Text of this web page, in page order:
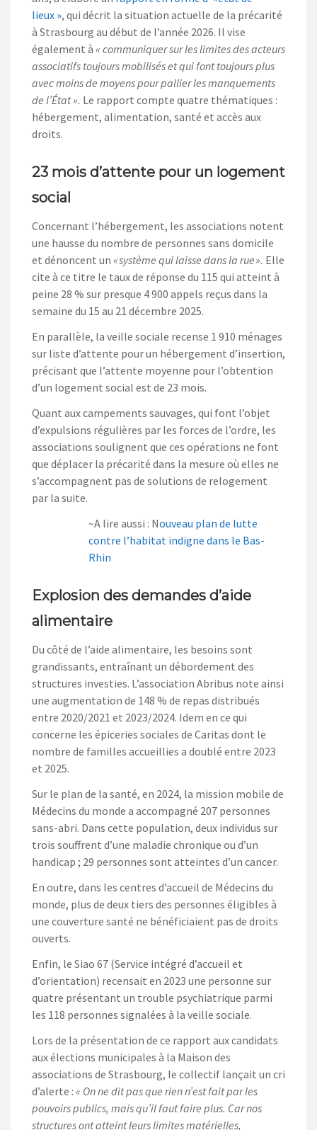
lieux », qui décrit la situation actuelle de la précarité
à Strasbourg au début de l’année 2026. Il vise
également à « communiquer sur les limites des acteurs
associatifs toujours mobilisés et qui font toujours plus
avec moinsde moyens pour pallier les manquements
de l’État ». Le rapport compte quatre thématiques :
hébergement, alimentation, santé et accès aux
droits.
23 mois d’attente pour un logement
social
Concernant l’hébergement, les associations notent
une hausse du nombre de personnes sans domicile
et dénoncent un « système qui laisse dans la rue ». Elle
cite à ce titre le taux de réponse du 115 qui atteint à
peine 28 % sur presque 4 900 appels reçus dans la
semaine du 15 au 21 décembre 2025.
En parallèle, la veille sociale recense 1 910 ménages
sur liste d’attente pour un hébergement d’insertion,
précisant que l’attente moyenne pour l’obtention
d’un logement social est de 23 mois.
Quant aux campements sauvages, qui font l’objet
d’expulsions régulières par les forces de l’ordre, les
associations soulignent que ces opérations ne font
que déplacer la précarité dans la mesure où elles ne
s’accompagnent pas de solutions de relogement
par la suite.
~A lire aussi : Nouveau plan de lutte
contre l’habitat indigne dans le Bas-
Rhin
Explosion des demandes d’aide
alimentaire
Du côté de l’aide alimentaire, les besoins sont
grandissants, entraînant un débordement des
structures investies. L’association Abribus note ainsi
une augmentation de 148 % de repas distribués
entre 2020/2021 et 2023/2024. Idem en ce qui
concerne les épiceries sociales de Caritas dont le
nombre de familles accueillies a doublé entre 2023
et 2025.
Sur le plan de la santé, en 2024, la mission mobile de
Médecins du monde a accompagné 207 personnes
sans-abri. Dans cette population, deux individus sur
trois souffrent d’une maladie chronique ou d’un
handicap ; 29 personnes sont atteintes d’un cancer.
En outre, dans les centres d’accueil de Médecins du
monde, plus de deux tiers des personnes éligibles à
une couverture santé ne bénéficiaient pas de droits
ouverts.
Enfin, le Siao 67 (Service intégré d’accueil et
d’orientation) recensait en 2023 une personne sur
quatre présentant un trouble psychiatrique parmi
les 118 personnes signalées à la veille sociale.
Lors de la présentation de ce rapport aux candidats
aux élections municipales à la Maison des
associations de Strasbourg, le collectif lançait un cri
d’alerte : « On ne dit pas que rien n’est fait par les
pouvoirs publics, mais qu’il faut faire plus. Car nos
structures ont atteint leurs limites matérielles,